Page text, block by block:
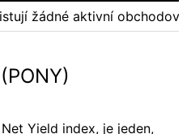
žádné aktivní
Yield index, je jeden,